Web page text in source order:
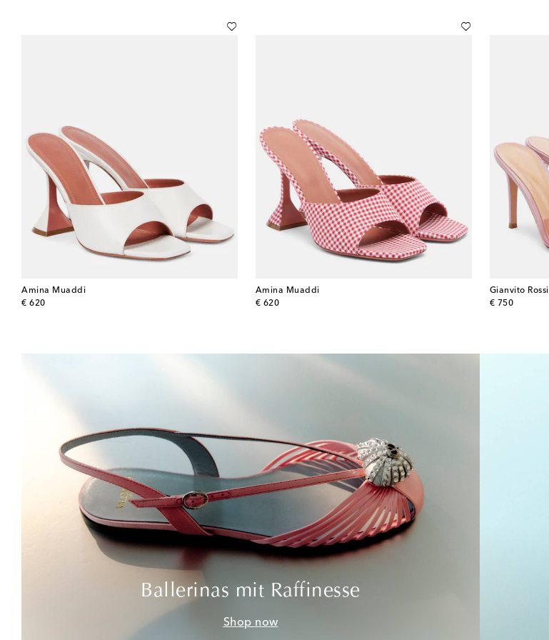
Amina Muaddi
€ 620
original price
Amina Muaddi
€ 620
original price
Gianvito Rossi
€ 750
original price
Ballerinas mit Raffinesse
Shop now